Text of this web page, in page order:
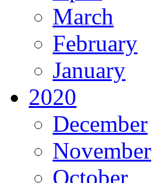
March
February
January
2020
December
November
October